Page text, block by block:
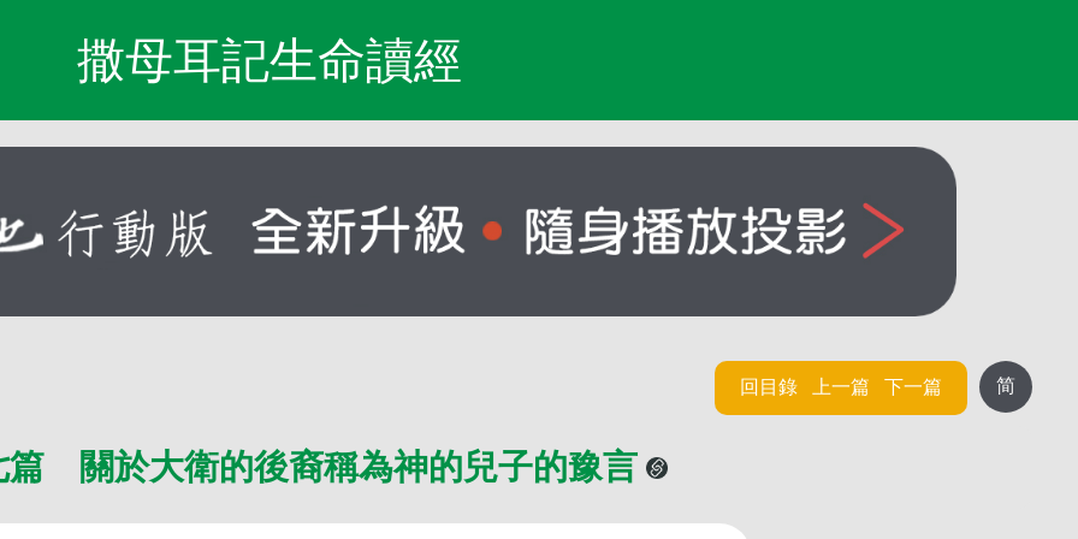
撒母耳記生命讀經
简
回目錄 上一篇 下一篇
篇 關於大衛的後裔稱為神的兒子的豫言